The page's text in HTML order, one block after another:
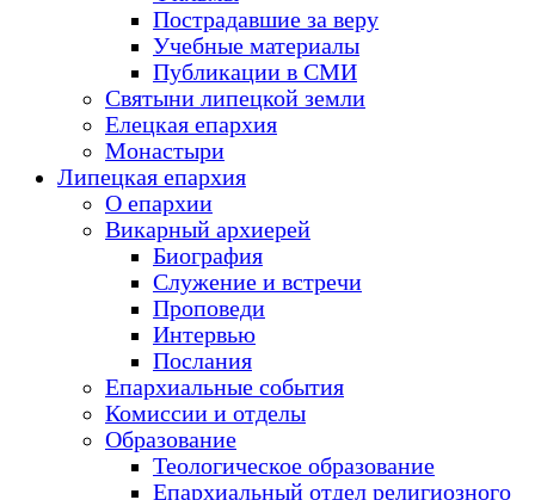
Пострадавшие за веру
Учебные материалы
Публикации в СМИ
Святыни липецкой земли
Елецкая епархия
Монастыри
Липецкая епархия
О епархии
Викарный архиерей
Биография
Служение и встречи
Проповеди
Интервью
Послания
Епархиальные события
Комиссии и отделы
Образование
Теологическое образование
Епархиальный отдел религиозного